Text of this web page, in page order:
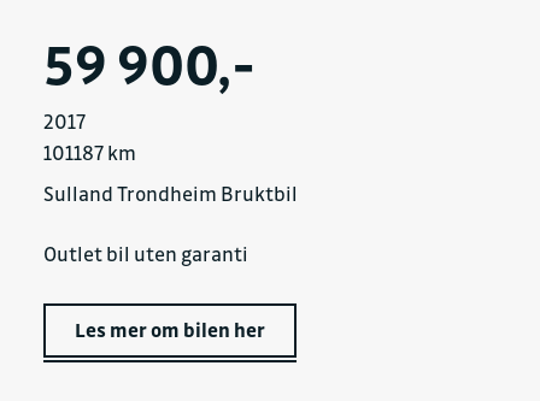
59 900,-
2017
101187 km
Sulland Trondheim Bruktbil
Outlet bil uten garanti
Les mer om bilen her